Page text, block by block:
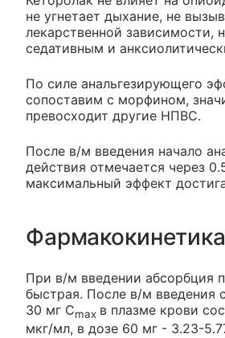
не угнетает дыхание, не
лекарственной зависимости,
седативным и
По силе анальгезирующего
сопоставим с морфином,
превосходит другие НПВС.
После в/м введения начало
действия отмечается через
максимальный эффект
Фармакокинетика
При в/м введении абсорбция
быстрая. После в/м введения
30 мг Cmax в плазме крови
мкг/мл, в дозе 60 мг - 3.23-